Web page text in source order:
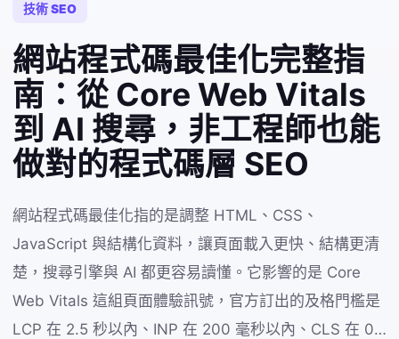
技術 SEO
網站程式碼最佳化完整指
南：從 Core Web Vitals
到 AI 搜尋，非工程師也能
做對的程式碼層 SEO
網站程式碼最佳化指的是調整 HTML、CSS、
JavaScript 與結構化資料，讓頁面載入更快、結構更清
楚，搜尋引擎與 AI 都更容易讀懂。它影響的是 Core
Web Vitals 這組頁面體驗訊號，官方訂出的及格門檻是
LCP 在 2.5 秒以內、INP 在 200 毫秒以內、CLS 在 0…